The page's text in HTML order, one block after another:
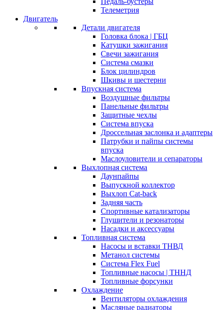
Телеметрия
Двигатель
Детали двигателя
Головка блока | ГБЦ
Катушки зажигания
Свечи зажигания
Система смазки
Блок цилиндров
Шкивы и шестерни
Впускная система
Воздушные фильтры
Панельные фильтры
Защитные чехлы
Система впуска
Дроссельная заслонка и адаптеры
Патрубки и пайпы системы
впуска
Маслоуловители и сепараторы
Выхлопная система
Даунпайпы
Выпускной коллектор
Выхлоп Cat-back
Задняя часть
Спортивные катализаторы
Глушители и резонаторы
Насадки и аксессуары
Топливная система
Насосы и вставки ТНВД
Метанол системы
Система Flex Fuel
Топливные насосы | ТННД
Топливные форсунки
Охлаждение
Вентиляторы охлаждения
Масляные радиаторы